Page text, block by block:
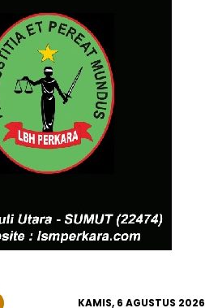
KAMIS, 6 AGUSTUS 2026